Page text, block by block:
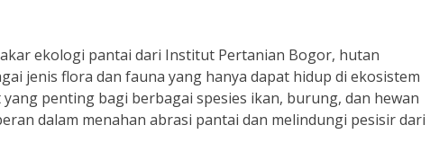
ekologi pantai dari Institut Pertanian Bogor, hutan
jenis flora dan fauna yang hanya dapat hidup di ekosistem
penting bagi berbagai spesies ikan, burung, dan hewan
dalam menahan abrasi pantai dan melindungi pesisir dari